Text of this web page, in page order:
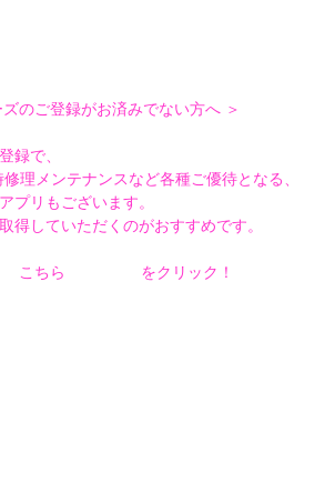
のご登録がお済みでない方へ ＞
録で、
理メンテナンスなど各種ご優待となる、
プリもございます。
得していただくのがおすすめです。
こちら をクリック！